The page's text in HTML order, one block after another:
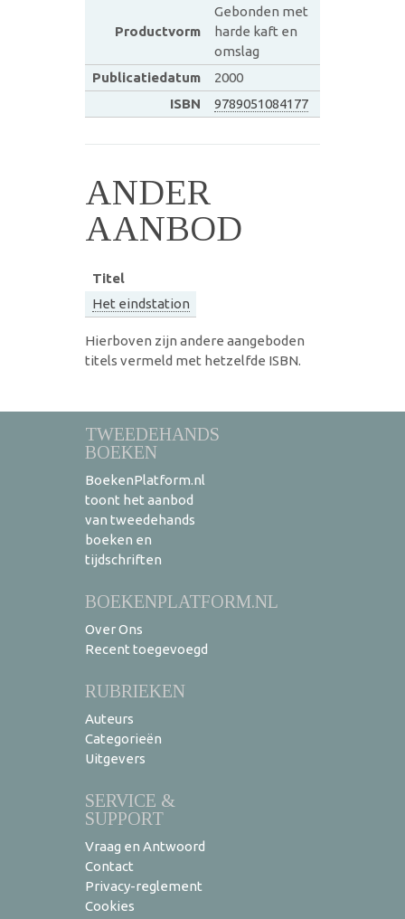
Productvorm
Gebonden met
harde kaft en
omslag
Publicatiedatum
2000
ISBN
9789051084177
ANDER
AANBOD
Titel
Het eindstation
Hierboven zijn andere aangeboden
titels vermeld met hetzelfde ISBN.
TWEEDEHANDS
BOEKEN
BoekenPlatform.nl
toont het aanbod
van tweedehands
boeken en
tijdschriften
BOEKENPLATFORM.NL
Over Ons
Recent toegevoegd
RUBRIEKEN
Auteurs
Categorieën
Uitgevers
SERVICE &
SUPPORT
Vraag en Antwoord
Contact
Privacy-reglement
Cookies